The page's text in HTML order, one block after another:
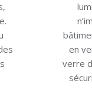
en
verre